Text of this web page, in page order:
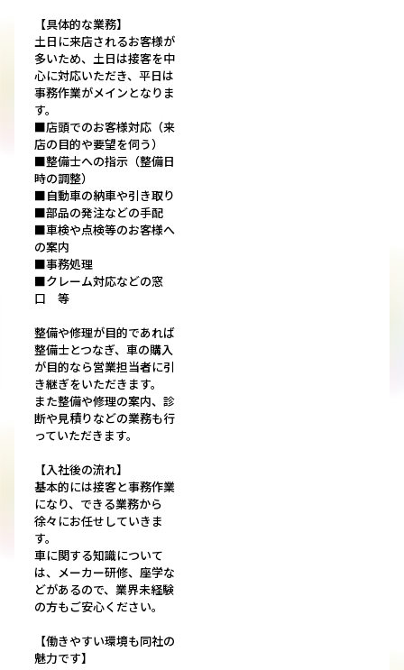
【具体的な業務】
土日に来店されるお客様が
多いため、土日は接客を中
心に対応いただき、平日は
事務作業がメインとなりま
す。
■店頭でのお客様対応（来
店の目的や要望を伺う）
■整備士への指示（整備日
時の調整）
■自動車の納車や引き取り
■部品の発注などの手配
■車検や点検等のお客様へ
の案内
■事務処理
■クレーム対応などの窓
口 等
整備や修理が目的であれば
整備士とつなぎ、車の購入
が目的なら営業担当者に引
き継ぎをいただきます。
また整備や修理の案内、診
断や見積りなどの業務も行
っていただきます。
【入社後の流れ】
基本的には接客と事務作業
になり、できる業務から
徐々にお任せしていきま
す。
車に関する知識について
は、メーカー研修、座学な
どがあるので、業界未経験
の方もご安心ください。
【働きやすい環境も同社の
魅力です】